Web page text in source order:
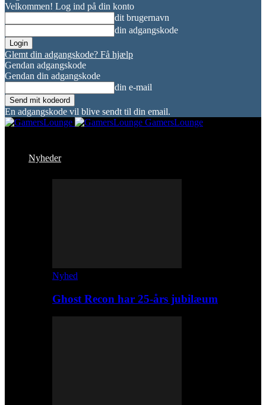
Velkommen! Log ind på din konto
dit brugernavn
din adgangskode
Glemt din adgangskode? Få hjælp
Gendan adgangskode
Gendan din adgangskode
din e-mail
En adgangskode vil blive sendt til din email.
GamersLounge
Nyheder
Nyhed
Ghost Recon har 25-års jubilæum